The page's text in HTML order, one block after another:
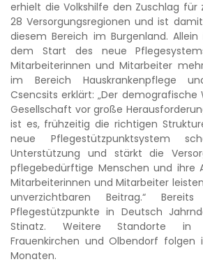
erhielt die Volkshilfe den Zuschlag für
28 Versorgungsregionen und ist
diesem Bereich im Burgenland.
dem Start des neue
Mitarbeiterinnen und Mitarbeiter
im Bereich Hauskrankenpflege
Csencsits erklärt: „Der demografische
Gesellschaft vor große
ist es, frühzeitig die richtigen
neue Pflegestützpunktsystem
Unterstützung und stärkt die
pflegebedürftige Menschen und ihre
Mitarbeiterinnen und Mitarbeiter
unverzichtbaren Beitrag.“
Pflegestützpunkte in Deutsch
Stinatz. Weitere Standorte in
Frauenkirchen und Olbendorf folgen
Monaten.